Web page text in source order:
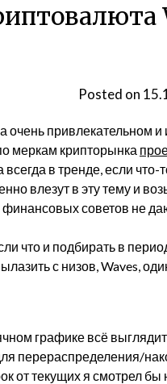
Posted on
очень привлекательном
меркам крипторынка
всегда в тренде, если
влезут в эту тему и
финансовых советов не
что и подбирать в
с низов, Waves,
графике всё
перераспределения/
от текущих я смотрел бы